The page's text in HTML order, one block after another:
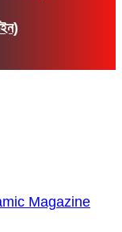
Magazine